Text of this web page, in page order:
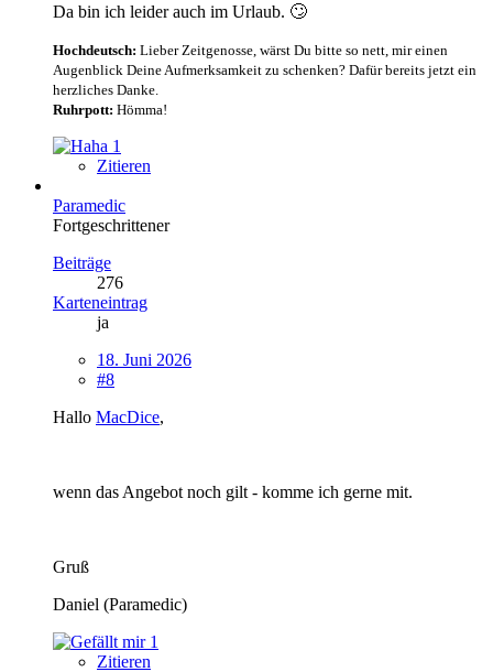
Da bin ich leider auch im Urlaub. 🙄
Hochdeutsch: Lieber Zeitgenosse, wärst Du bitte so nett, mir einen
Augenblick Deine Aufmerksamkeit zu schenken? Dafür bereits jetzt ein
herzliches Danke.
Ruhrpott: Hömma!
1
Zitieren
Paramedic
Fortgeschrittener
Beiträge
276
Karteneintrag
ja
18. Juni 2026
#8
Hallo MacDice,
wenn das Angebot noch gilt - komme ich gerne mit.
Gruß
Daniel (Paramedic)
1
Zitieren